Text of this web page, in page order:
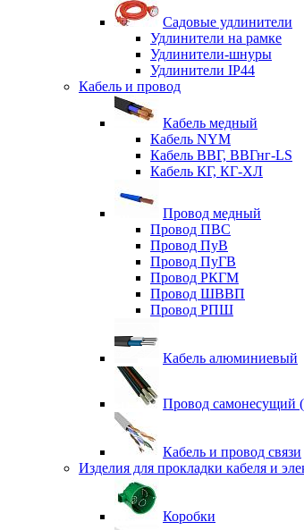
Садовые удлинители
Удлинители на рамке
Удлинители-шнуры
Удлинители IP44
Кабель и провод
Кабель медный
Кабель NYM
Кабель ВВГ, ВВГнг-LS
Кабель КГ, КГ-ХЛ
Провод медный
Провод ПВС
Провод ПуВ
Провод ПуГВ
Провод РКГМ
Провод ШВВП
Провод РПШ
Кабель алюминиевый
Провод
Кабель и провод связи
Изделия для прокладки кабеля и
Коробки